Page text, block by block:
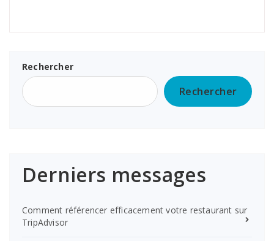
Rechercher
Rechercher
Derniers messages
Comment référencer efficacement votre restaurant sur
TripAdvisor